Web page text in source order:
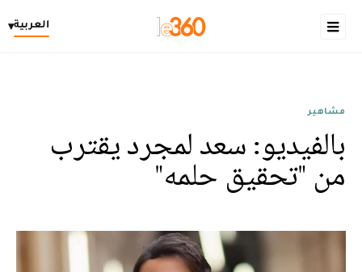
العربية▾
مشاهير
بالفيديو: سعد لمجرد يقترب
من "تحقيق حلمه"